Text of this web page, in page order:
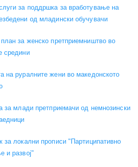
за поддршка за вработување на
од младински обучувачи
за женско претприемништво во
средини
на руралните жени во македонското
за млади претприемачи од немнозински
за локални прописи "Партиципативно
и развој"